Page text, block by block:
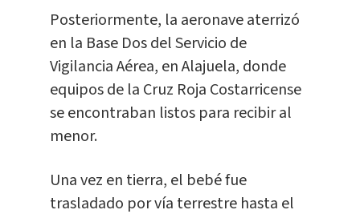
Posteriormente, la aeronave aterrizó
en la Base Dos del Servicio de
Vigilancia Aérea, en Alajuela, donde
equipos de la Cruz Roja Costarricense
se encontraban listos para recibir al
menor.
Una vez en tierra, el bebé fue
trasladado por vía terrestre hasta el